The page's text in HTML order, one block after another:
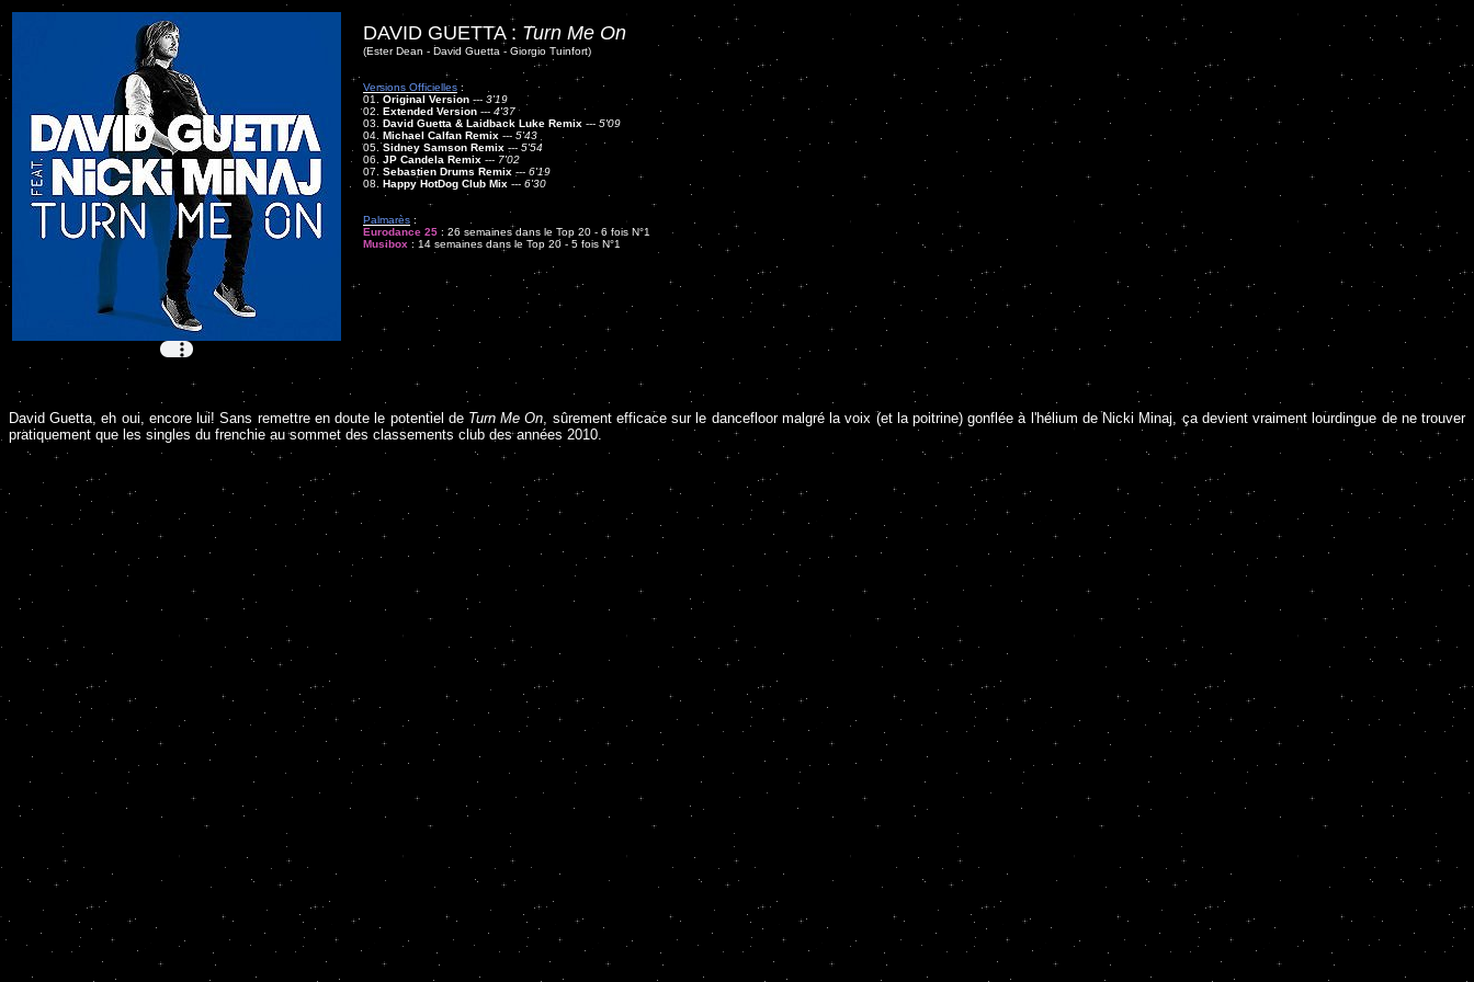
DAVID GUETTA : Turn Me On
(Ester Dean - David Guetta - Giorgio Tuinfort)
Versions Officielles :
01. Original Version --- 3'19
02. Extended Version --- 4'37
03.David Guetta & Laidback Luke Remix --- 5'09
04. Michael Calfan Remix --- 5'43
05.Sidney Samson Remix --- 5'54
06. JP Candela Remix --- 7'02
07. Sebastien Drums Remix --- 6'19
08. Happy HotDog Club Mix --- 6'30
Palmarès :
Eurodance 25 : 26 semaines dans le Top 20 - 6 fois N°1
Musibox : 14 semaines dans le Top 20 - 5 fois N°1
David Guetta, eh oui, encore lui! Sans remettre en doute le potentiel de Turn Me On, sûrement efficace sur le dancefloor malgré la voix (et la poitrine) gonflée à l'hélium de Nicki Minaj, ça devient vraiment lourdingue de ne trouver
pratiquement que les singles du frenchie au sommet des classements club des années 2010.